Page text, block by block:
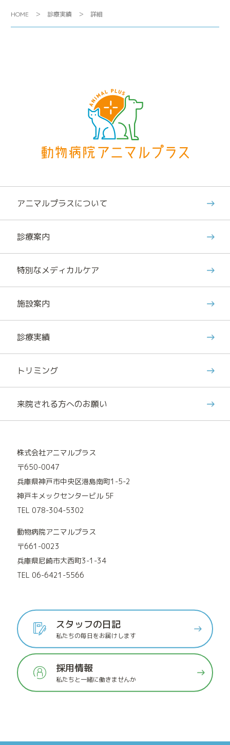
HOME 診療実績 詳細
アニマルプラスについて
診療案内
特別なメディカルケア
施設案内
診療実績
トリミング
来院される方へのお願い
株式会社アニマルプラス
〒650-0047
兵庫県神戸市中央区港島南町1-5-2
神戸キメックセンタービル 5F
TEL 078-304-5302
動物病院アニマルプラス
〒661-0023
兵庫県尼崎市大西町3-1-34
TEL 06-6421-5566
スタッフの日記
私たちの毎日をお届けします
採用情報
私たちと一緒に働きませんか